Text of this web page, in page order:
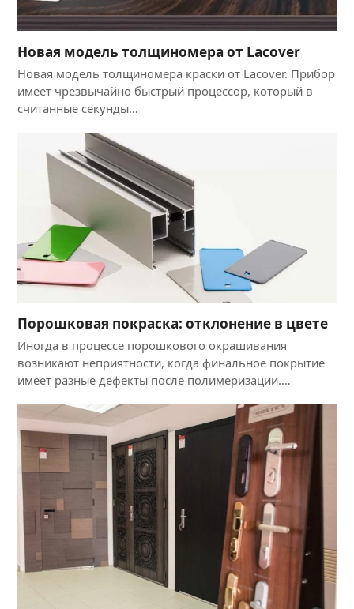
Новая модель толщиномера от Lacover
Новая модель толщиномера краски от Lacover. Прибор
имеет чрезвычайно быстрый процессор, который в
считанные секунды…
Порошковая покраска: отклонение в цвете
Иногда в процессе порошкового окрашивания
возникают неприятности, когда финальное покрытие
имеет разные дефекты после полимеризации.…